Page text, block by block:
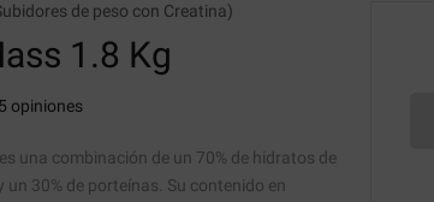
de peso con Creatina)
1.8 Kg
5 opiniones
una combinación de un 70% de hidratos de
30% de porteínas. Su contenido en